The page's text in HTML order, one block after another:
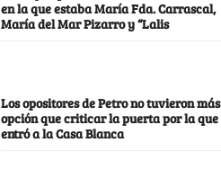
en la que estaba María Fda. Carrascal,
María del Mar Pizarro y “Lalis
Los opositores de Petro no tuvieron más
opción que criticar la puerta por la que
entró a la Casa Blanca